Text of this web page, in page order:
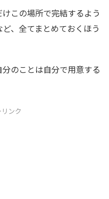
この場所で完結するよう
、全てまとめておくほう
のことは自分で用意する
ンク